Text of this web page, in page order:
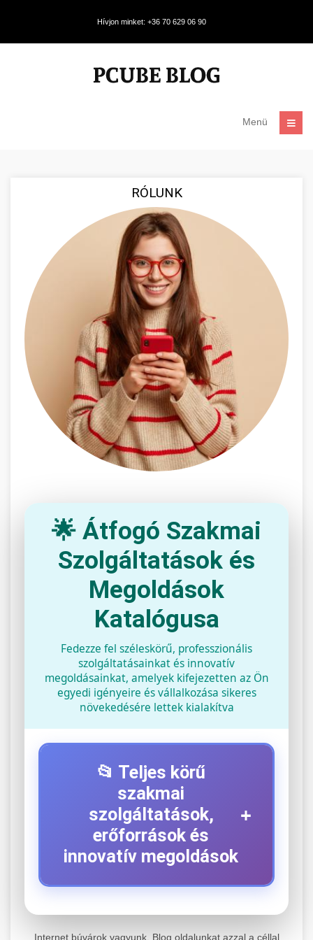
Hívjon minket: +36 70 629 06 90
Menü
RÓLUNK
🌟 Átfogó Szakmai
Szolgáltatások és
Megoldások
Katalógusa
Fedezze fel széleskörű, professzionális
szolgáltatásainkat és innovatív
megoldásainkat, amelyek kifejezetten az Ön
egyedi igényeire és vállalkozása sikeres
növekedésére lettek kialakítva
📂 Teljes körű
szakmai
szolgáltatások,
erőforrások és
innovatív megoldások
+
+
Internet búvárok vagyunk. Blog oldalunkat azzal a céllal